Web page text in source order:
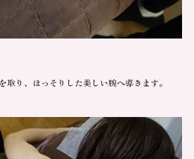
取り、ほっそりした美しい腕へ導きます。